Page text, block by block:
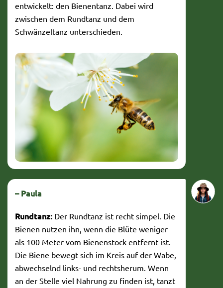
entwickelt: den Bienentanz. Dabei wird
zwischen dem Rundtanz und dem
Schwänzeltanz unterschieden.
– Paula
Rundtanz: Der Rundtanz ist recht simpel. Die
Bienen nutzen ihn, wenn die Blüte weniger
als 100 Meter vom Bienenstock entfernt ist.
Die Biene bewegt sich im Kreis auf der Wabe,
abwechselnd links- und rechtsherum. Wenn
an der Stelle viel Nahrung zu finden ist, tanzt